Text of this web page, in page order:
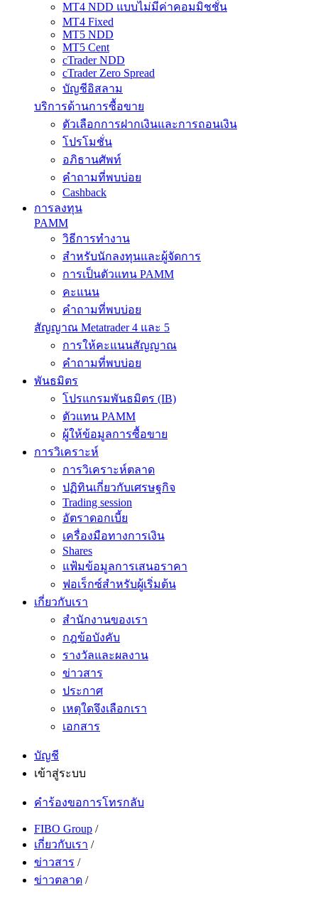
MT4 NDD แบบไม่มีค่าคอมมิชชั่น
MT4 Fixed
MT5 NDD
MT5 Cent
cTrader NDD
cTrader Zero Spread
บัญชีอิสลาม
บริการด้านการซื้อขาย
ตัวเลือกการฝากเงินและการถอนเงิน
โปรโมชั่น
อภิธานศัพท์
คำถามที่พบบ่อย
Cashback
การลงทุน
PAMM
วิธีการทำงาน
สำหรับนักลงทุนและผู้จัดการ
การเป็นตัวแทน PAMM
คะแนน
คำถามที่พบบ่อย
สัญญาณ Metatrader 4 และ 5
การให้คะแนนสัญญาณ
คำถามที่พบบ่อย
พันธมิตร
โปรแกรมพันธมิตร (IB)
ตัวแทน PAMM
ผู้ให้ข้อมูลการซื้อขาย
การวิเคราะห์
การวิเคราะห์ตลาด
ปฏิทินเกี่ยวกับเศรษฐกิจ
Trading session
อัตราดอกเบี้ย
เครื่องมือทางการเงิน
Shares
แฟ้มข้อมูลการเสนอราคา
ฟอเร็กซ์สำหรับผู้เริ่มต้น
เกี่ยวกับเรา
สำนักงานของเรา
กฎข้อบังคับ
รางวัลและผลงาน
ข่าวสาร
ประกาศ
เหตุใดจึงเลือกเรา
เอกสาร
บัญชี
เข้าสู่ระบบ
คำร้องขอการโทรกลับ
FIBO Group /
เกี่ยวกับเรา /
ข่าวสาร /
ข่าวตลาด /